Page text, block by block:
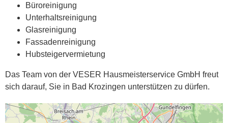
Büroreinigung
Unterhaltsreinigung
Glasreinigung
Fassadenreinigung
Hubsteigervermietung
Das Team von der VESER Hausmeisterservice GmbH freut
sich darauf, Sie in Bad Krozingen unterstützen zu dürfen.